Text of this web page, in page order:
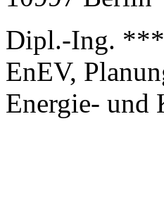
Dipl.-Ing. ***
EnEV,
Energie- und